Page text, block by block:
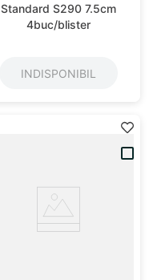
Standard S290 7.5cm
4buc/blister
INDISPONIBIL